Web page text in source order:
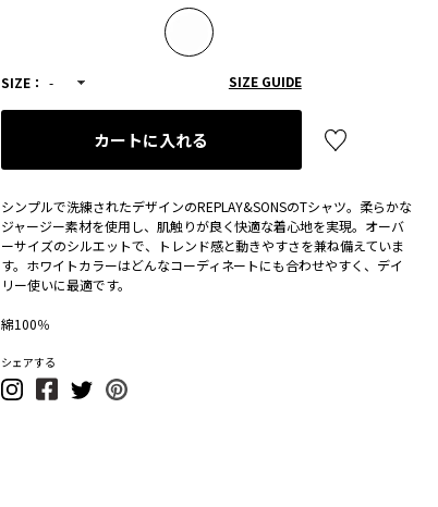
SIZE： - SIZE GUIDE
カートに入れる
シンプルで洗練されたデザインのREPLAY&SONSのTシャツ。柔らかな
ジャージー素材を使用し、肌触りが良く快適な着心地を実現。オーバ
ーサイズのシルエットで、トレンド感と動きやすさを兼ね備えていま
す。ホワイトカラーはどんなコーディネートにも合わせやすく、デイ
リー使いに最適です。
綿100％
シェアする